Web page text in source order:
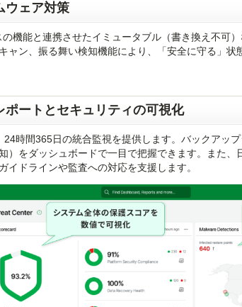
ウェア対策
機能と連携させたイミュータブル（書き換え不可
ャン、振る舞い検知機能により、「安全に守る」状
ポートとセキュリティの可視化
24時間365日の統合監視を提供します。バックアッ
）をダッシュボードで一目で把握できます。また
イドラインや監査への対応を支援します。